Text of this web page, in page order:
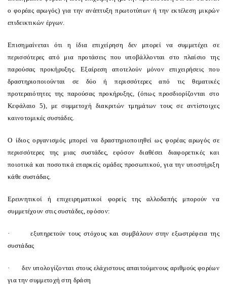
ο φορέας αρωγός) για την ανάπτυξη πρωτοτύπων ή την εκτέλεση μικρών
επιδεικτικών έργων.
Επισημαίνεται ότι η ίδια επιχείρηση δεν μπορεί να συμμετέχει σε
περισσότερες από μια προτάσεις που υποβάλλονται στο πλαίσιο της
παρούσας προκήρυξης. Εξαίρεση αποτελούν μόνον επιχειρήσεις που
δραστηριοποιούνται σε δύο ή περισσότερες από τις θεματικές
προτεραιότητες της παρούσας προκήρυξης, (όπως προσδιορίζονται στο
Κεφάλαιο 5), με συμμετοχή διακριτών τμημάτων τους σε αντίστοιχες
καινοτομικές συστάδες.
Ο ίδιος οργανισμός μπορεί να δραστηριοποιηθεί ως φορέας αρωγός σε
περισσότερες της μιας συστάδες, εφόσον διαθέσει διαφορετικές και
ποιοτικά και ποσοτικά επαρκείς ομάδες προσωπικού, για την υποστήριξη
κάθε συστάδας.
Ερευνητικοί ή επιχειρηματικοί φορείς της αλλοδαπής μπορούν να
συμμετέχουν στις συστάδες, εφόσον:
·
εξυπηρετούν τους στόχους και συμβάλουν στην εξωστρέφεια της
συστάδας
·
δεν υπολογίζονται στους ελάχιστους απαιτούμενους αριθμούς φορέων
για την συμμετοχή στη δράση